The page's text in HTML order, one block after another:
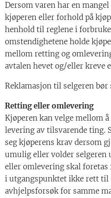
Dersom varen har en
kjøperen eller forhold på
henhold til reglene i
omstendighetene holde
mellom retting og
avtalen hevet og/eller kreve
Reklamasjon til selgeren
Retting eller omlevering
Kjøperen kan velge mellom
levering av tilsvarende ting.
seg kjøperens krav dersom
umulig eller volder selgeren
eller omlevering skal
i utgangspunktet ikke rett til
avhjelpsforsøk for samme